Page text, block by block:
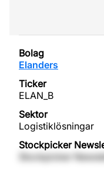
Elanders
ELAN_B
Logistiklösningar
Stockpicker